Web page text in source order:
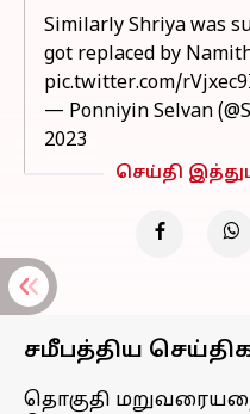
Similarly Shriya was
got replaced by
pic.twitter.com/
— Ponniyin Selvan
2023
செய்தி
சமீபத்திய
தொகுதி